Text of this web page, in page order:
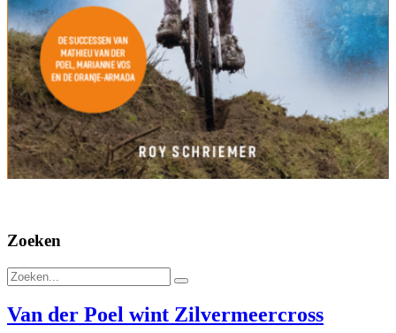
Zoeken
Van der Poel wint Zilvermeercross